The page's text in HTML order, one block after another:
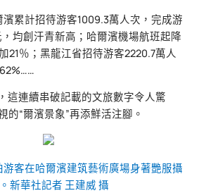
累計招待游客1009.3萬人次，完成游
均創汗青新高；哈爾濱機場航班起降
21％；黑龍江省招待游客2220.7萬人
這連續串破記載的文旅數字令人驚
的“爾濱景象”再添鮮活注腳。
游客在哈爾濱建筑藝術廣場身著艷服攝
新華社記者 王建威 攝